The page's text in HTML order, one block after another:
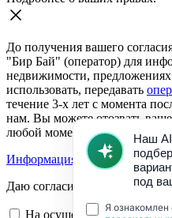
До получения вашего
"Бир Бай" (оператор) для
недвижимости, предложениях
использовать, передавать
течение 3-х лет с момента
нам. Вы можете отозвать
любой момент.
Информация о согласии на
Даю согласие:
На осуществление